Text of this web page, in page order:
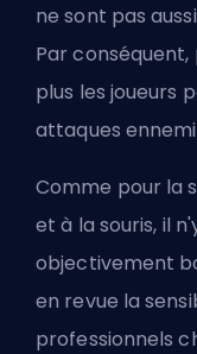
ne sont pas
Par conséquent,
plus les joueurs
attaques
Comme pour la
et à la souris, il
objectivement
en revue la
professionnels